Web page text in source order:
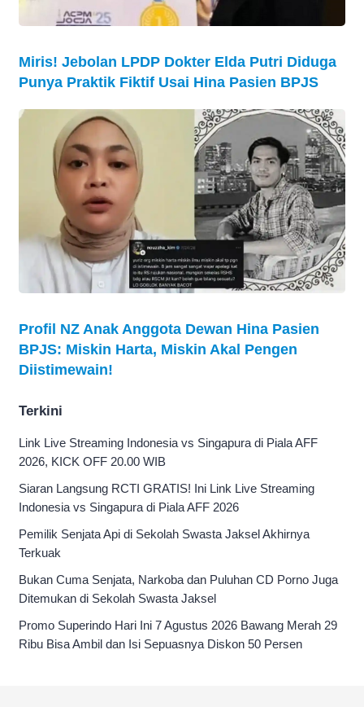
Miris! Jebolan LPDP Dokter Elda Putri Diduga
Punya Praktik Fiktif Usai Hina Pasien BPJS
Profil NZ Anak Anggota Dewan Hina Pasien
BPJS: Miskin Harta, Miskin Akal Pengen
Diistimewain!
Terkini
Link Live Streaming Indonesia vs Singapura di Piala AFF
2026, KICK OFF 20.00 WIB
Siaran Langsung RCTI GRATIS! Ini Link Live Streaming
Indonesia vs Singapura di Piala AFF 2026
Pemilik Senjata Api di Sekolah Swasta Jaksel Akhirnya
Terkuak
Bukan Cuma Senjata, Narkoba dan Puluhan CD Porno Juga
Ditemukan di Sekolah Swasta Jaksel
Promo Superindo Hari Ini 7 Agustus 2026 Bawang Merah 29
Ribu Bisa Ambil dan Isi Sepuasnya Diskon 50 Persen